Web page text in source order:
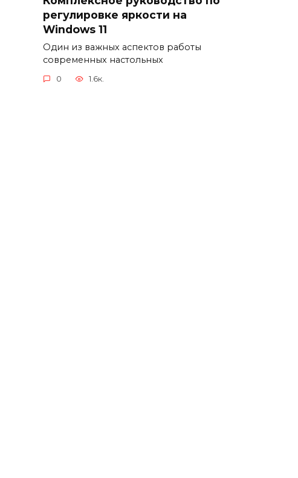
регулировке яркости на
Windows 11
Один из важных аспектов работы
современных настольных
0 1.6к.